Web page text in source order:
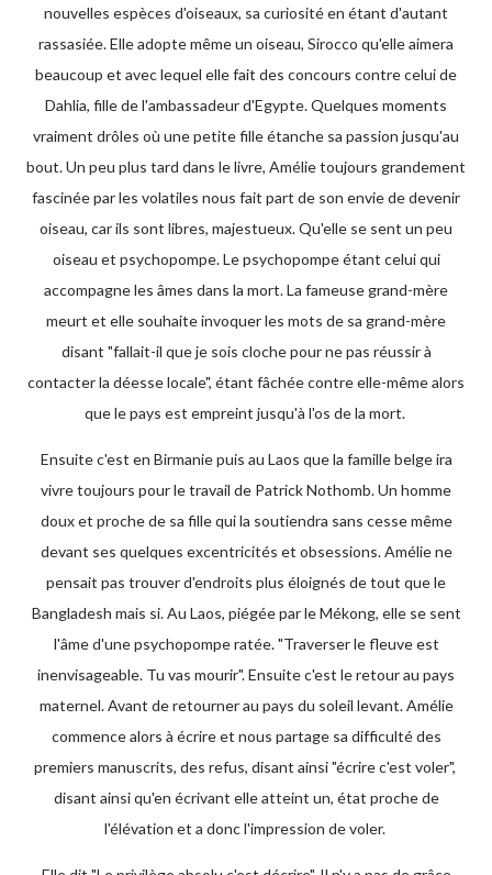
nouvelles espèces d'oiseaux, sa curiosité en étant d'autant
rassasiée. Elle adopte même un oiseau, Sirocco qu'elle aimera
beaucoup et avec lequel elle fait des concours contre celui de
Dahlia, fille de l'ambassadeur d'Egypte. Quelques moments
vraiment drôles où une petite fille étanche sa passion jusqu'au
bout. Un peu plus tard dans le livre, Amélie toujours grandement
fascinée par les volatiles nous fait part de son envie de devenir
oiseau, car ils sont libres, majestueux. Qu'elle se sent un peu
oiseau et psychopompe. Le psychopompe étant celui qui
accompagne les âmes dans la mort. La fameuse grand-mère
meurt et elle souhaite invoquer les mots de sa grand-mère
disant "fallait-il que je sois cloche pour ne pas réussir à
contacter la déesse locale", étant fâchée contre elle-même alors
que le pays est empreint jusqu'à l'os de la mort.
Ensuite c'est en Birmanie puis au Laos que la famille belge ira
vivre toujours pour le travail de Patrick Nothomb. Un homme
doux et proche de sa fille qui la soutiendra sans cesse même
devant ses quelques excentricités et obsessions. Amélie ne
pensait pas trouver d'endroits plus éloignés de tout que le
Bangladesh mais si. Au Laos, piégée par le Mékong, elle se sent
l'âme d'une psychopompe ratée. "Traverser le fleuve est
inenvisageable. Tu vas mourir". Ensuite c'est le retour au pays
maternel. Avant de retourner au pays du soleil levant. Amélie
commence alors à écrire et nous partage sa difficulté des
premiers manuscrits, des refus, disant ainsi "écrire c'est voler",
disant ainsi qu'en écrivant elle atteint un, état proche de
l'élévation et a donc l'impression de voler.